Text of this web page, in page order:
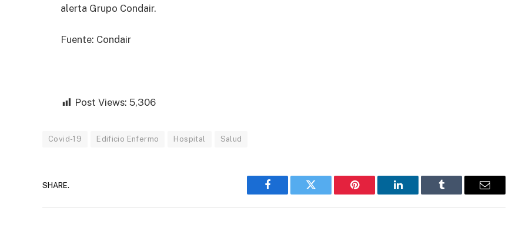
alerta Grupo Condair.
Fuente: Condair
Post Views: 5,306
Covid-19 Edificio Enfermo Hospital Salud
SHARE.
Facebook Twitter Pinterest LinkedIn Tumblr Email